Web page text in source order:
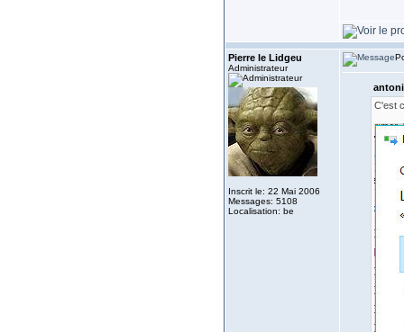
Pierre le Lidgeu
Administrateur
Inscrit le: 22 Mai 2006
Messages: 5108
Localisation: be
C'est